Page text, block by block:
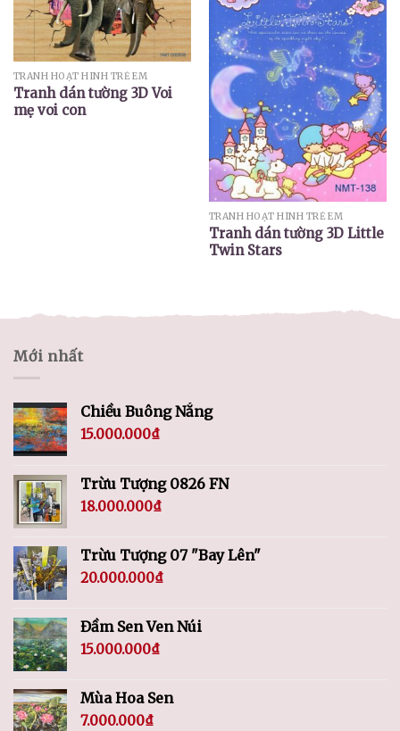
TRANH HOẠT HÌNH TRẺ EM
Tranh dán tường 3D Voi
mẹ voi con
TRANH HOẠT HÌNH TRẺ EM
Tranh dán tường 3D Little
Twin Stars
Mới nhất
Chiều Buông Nắng
15.000.000₫
Trừu Tượng 0826 FN
18.000.000₫
Trừu Tượng 07 "Bay Lên"
20.000.000₫
Đầm Sen Ven Núi
15.000.000₫
Mùa Hoa Sen
7.000.000₫